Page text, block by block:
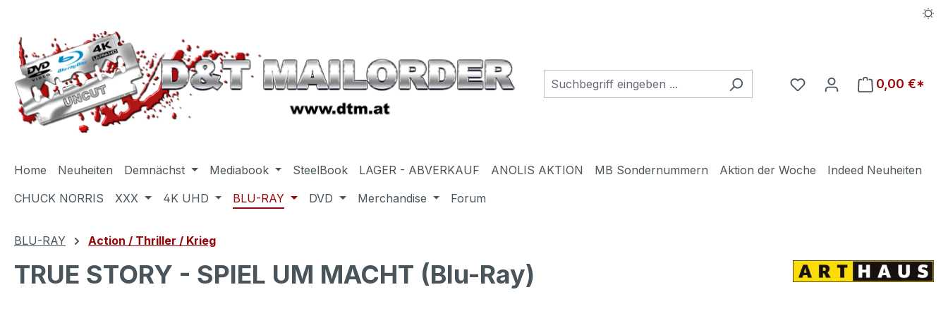
Du hast 0 Produkte auf
0,00 €*
Home Neuheiten Demnächst Mediabook SteelBook LAGER - ABVERKAUF ANOLIS AKTION MB Sondernummern Aktion der Woche
Indeed Neuheiten
CHUCK NORRIS
XXX 4K UHD BLU-RAY DVD Merchandise Forum
BLU-RAY Action / Thriller / Krieg
TRUE STORY - SPIEL UM MACHT (Blu-Ray)